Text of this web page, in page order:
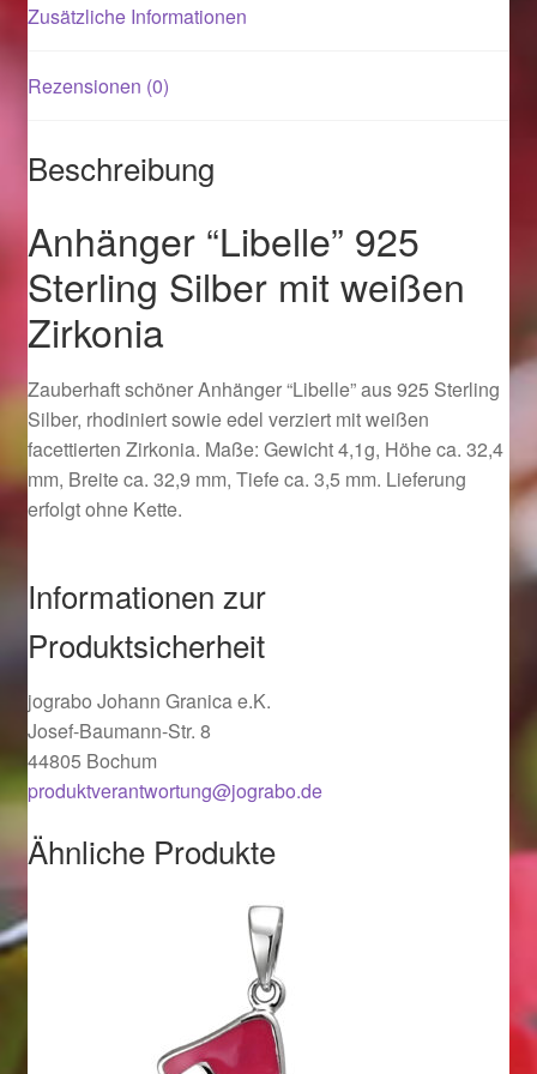
Mein Konto
Logout
Ostergeschenke finden für Ostern 2015
Ostergeschenke finden für Ostern 2016
Ostergeschenke finden für Ostern 2017
Ostergeschenke finden für Ostern 2018
Ostergeschenke finden für Ostern 2020
Ostergeschenke finden für Ostern 2021
Ostergeschenke finden für Ostern 2022
Shop
Startseite
Zusätzliche Informationen
Rezensionen (0)
Beschreibung
Anhänger “Libelle” 925
Sterling Silber mit weißen
Zirkonia
Zauberhaft schöner Anhänger “Libelle” aus 925 Sterling
Silber, rhodiniert sowie edel verziert mit weißen
facettierten Zirkonia. Maße: Gewicht 4,1g, Höhe ca. 32,4
mm, Breite ca. 32,9 mm, Tiefe ca. 3,5 mm. Lieferung
erfolgt ohne Kette.
Informationen zur
Produktsicherheit
jograbo Johann Granica e.K.
Josef-Baumann-Str. 8
44805 Bochum
produktverantwortung@jograbo.de
Ähnliche Produkte